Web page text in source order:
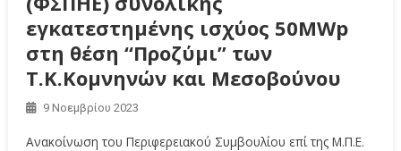
εγκατεστημένης ισχύος 50MWp
στη θέση “Προζύμι” των
Τ.Κ.Κομνηνών και Μεσοβούνου
9 Νοεμβρίου 2023
Ανακοίνωση του Περιφερειακού Συμβουλίου επί της Μ.Π.Ε.